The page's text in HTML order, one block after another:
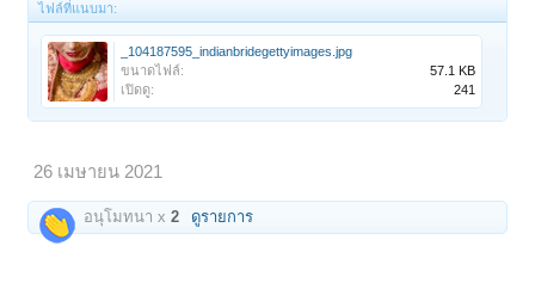
ไฟล์ที่แนบมา:
_104187595_indianbridegettyimages.jpg
ขนาดไฟล์:
57.1 KB
เปิดดู:
241
26 เมษายน 2021
อนุโมทนา x2 ดูรายการ